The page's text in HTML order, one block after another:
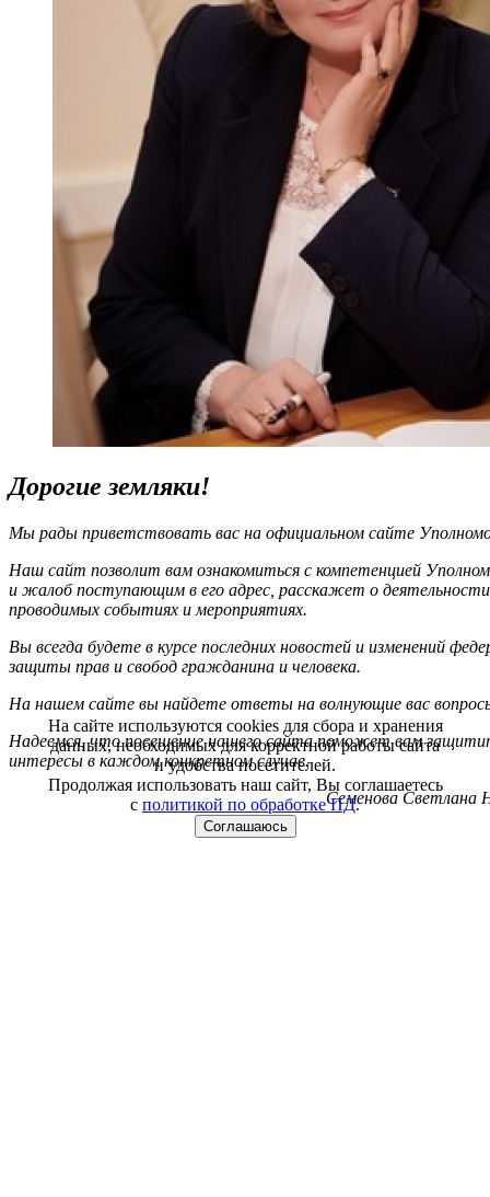
Дорогие земляки!
Мы рады приветствовать вас на официальном сайте
Наш сайт позволит вам ознакомиться с компетенцией
и жалоб поступающим в его адрес, расскажет о
проводимых событиях и мероприятиях.
Вы всегда будете в курсе последних новостей и изменений
защиты прав и свобод гражданина и человека.
На нашем сайте вы найдете ответы на волнующие вас
Надеемся, что посещение нашего сайта поможет вам
интересы в каждом конкретном случае.
Семенова Светлана
На сайте используются cookies для сбора и хранения
данных, необходимых для корректной работы сайта
и удобства посетителей.
Продолжая использовать наш сайт, Вы соглашаетесь
с политикой по обработке ПД.
Соглашаюсь